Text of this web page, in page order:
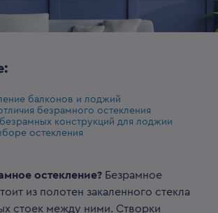
балконов и лоджий
безрамного остекления
конструкций для лоджии
остекления
остекление? Безрамное
из полотен закаленного стекла
стоек между ними. Створки